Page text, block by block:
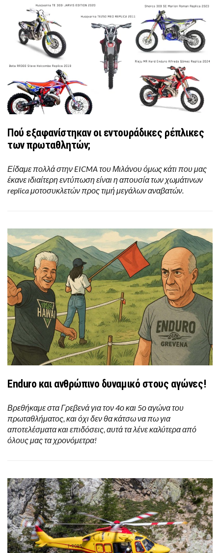
Πού εξαφανίστηκαν οι εντουράδικες ρέπλικες
των πρωταθλητών;
Είδαμε πολλά στην EICMA του Μιλάνου όμως κάτι που μας
έκανε ιδιαίτερη εντύπωση είναι η απουσία των χωμάτινων
replica μοτοσυκλετών προς τιμή μεγάλων αναβατών.
Enduro και ανθρώπινο δυναμικό στους αγώνες!
Βρεθήκαμε στα Γρεβενά για τον 4ο και 5ο αγώνα του
πρωταθλήματος, και όχι δεν θα κάτσω να πω για
αποτελέσματα και επιδόσεις, αυτά τα λένε καλύτερα από
όλους μας τα χρονόμετρα!